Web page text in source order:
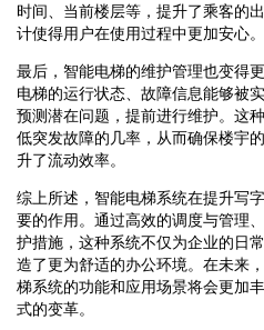
时间、当前楼层等，提升了乘客的
计使得用户在使用过程中更加安心。
最后，智能电梯的维护管理也变得
电梯的运行状态、故障信息能够被
预测潜在问题，提前进行维护。这
低突发故障的几率，从而确保楼宇
升了流动效率。
综上所述，智能电梯系统在提升写
要的作用。通过高效的调度与管理
护措施，这种系统不仅为企业的日
造了更为舒适的办公环境。在未来
梯系统的功能和应用场景将会更加
式的变革。